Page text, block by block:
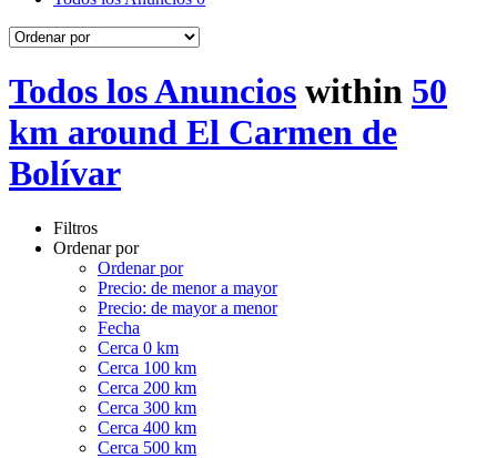
Todos los Anuncios within 50
km around El Carmen de
Bolívar
Filtros
Ordenar por
Ordenar por
Precio: de menor a mayor
Precio: de mayor a menor
Fecha
Cerca 0 km
Cerca 100 km
Cerca 200 km
Cerca 300 km
Cerca 400 km
Cerca 500 km